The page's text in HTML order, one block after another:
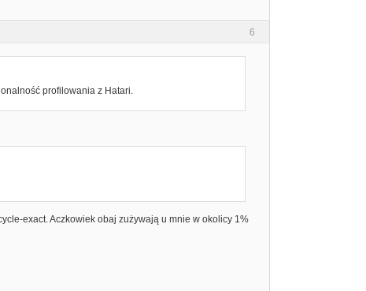
6
profilowania z Hatari.
exact. Aczkowiek obaj zużywają u mnie w okolicy 1%